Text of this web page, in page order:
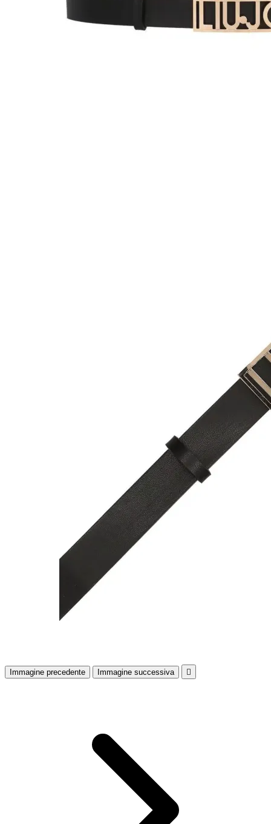
Immagine precedente Immagine successiva 